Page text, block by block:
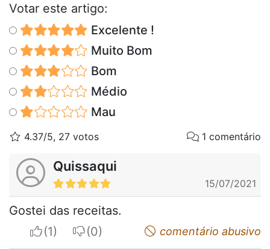
Votar este artigo:
Excelente !
Muito Bom
Bom
Médio
Mau
4.37/5, 27 votos 1 comentário
Quissaqui
15/07/2021
Gostei das receitas.
I apreciateI do not appreciatecomentário abusivo